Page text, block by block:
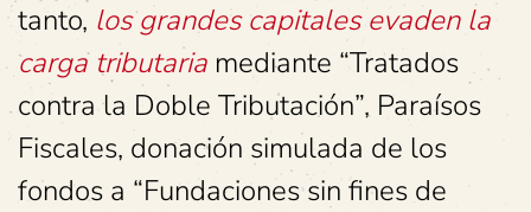
tanto, los grandes capitales evaden la
carga tributaria mediante “Tratados
contra la Doble Tributación”, Paraísos
Fiscales, donación simulada de los
fondos a “Fundaciones sin fines de